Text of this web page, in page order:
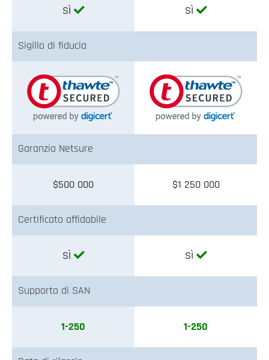
SÌ SÌ
Sigillo di fiducia
Garanzia Netsure
$500 000 $1 250 000
Certificato affidabile
SÌ SÌ
Supporto di SAN
1-250 1-250